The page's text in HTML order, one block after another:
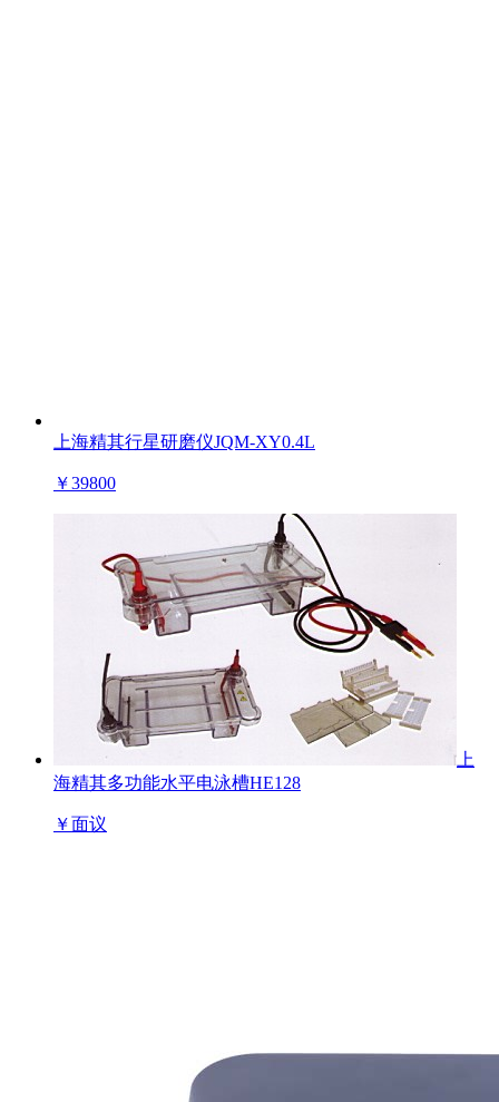
上海精其行星研磨仪JQM-XY0.4L
￥39800
上
海精其多功能水平电泳槽HE128
￥面议